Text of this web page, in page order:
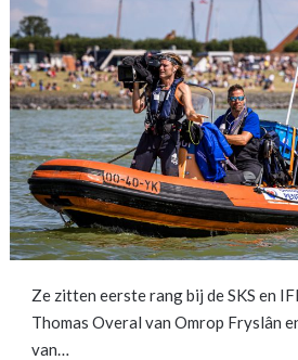
Ze zitten eerste rang bij de SKS en
Thomas Overal van Omrop Fryslân
van…